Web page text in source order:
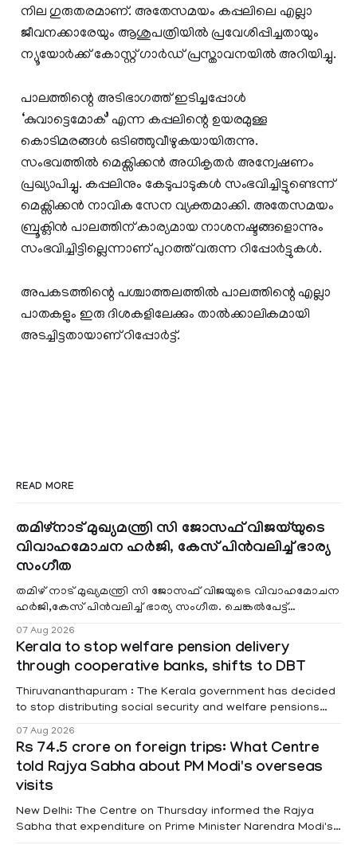
നില ഗുരുതരമാണ്. അതേസമയം കപ്പലിലെ എല്ലാ
ജീവനക്കാരേയും ആശുപത്രിയിൽ പ്രവേശിപ്പിച്ചതായും
ന്യൂയോർക്ക് കോസ്റ്റ് ഗാർഡ് പ്രസ്താവനയിൽ അറിയിച്ചു.
പാലത്തിന്റെ അടിഭാഗത്ത് ഇടിച്ചപ്പോൾ
‘കുവാട്ടെമോക്’ എന്ന കപ്പലിന്റെ ഉയരമുള്ള
കൊടിമരങ്ങൾ ഒടിഞ്ഞുവീഴുകയായിരുന്നു.
സംഭവത്തിൽ മെക്സിക്കൻ അധികൃതർ അന്വേഷണം
പ്രഖ്യാപിച്ചു. കപ്പലിനും കേടുപാടുകൾ സംഭവിച്ചിട്ടുണ്ടെന്ന്
മെക്സിക്കൻ നാവിക സേന വ്യക്തമാക്കി. അതേസമയം
ബ്രൂക്ലിൻ പാലത്തിന് കാര്യമായ നാശനഷ്ടങ്ങളൊന്നും
സംഭവിച്ചിട്ടില്ലെന്നാണ് പുറത്ത് വരുന്ന റിപ്പോ‍ർട്ടുകൾ.
അപകടത്തിന്റെ പശ്ചാത്തലത്തിൽ പാലത്തിന്റെ എല്ലാ
പാതകളും ഇരു ദിശകളിലേക്കും താൽക്കാലികമായി
അടച്ചിട്ടതായാണ് റിപ്പോർട്ട്.
READ MORE
തമിഴ്നാട് മുഖ്യമന്ത്രി സി ജോസഫ് വിജയ്‌യുടെ
വിവാഹമോചന ഹർജി, കേസ് പിൻവലിച്ച് ഭാര്യ
സംഗീത
തമിഴ് നാട് മുഖ്യമന്ത്രി സി ജോസഫ് വിജയുടെ വിവാഹമോചന
ഹർജി,കേസ് പിൻവലിച്ച് ഭാര്യ സംഗീത. ചെങ്കൽപേട്ട്
07 Aug 2026
Kerala to stop welfare pension delivery
through cooperative banks, shifts to DBT
Thiruvananthapuram : The Kerala government has decided
to stop distributing social security and welfare pensions
Transfer (DBT) to Aadhaar-linked bank accounts
mandatory for all beneficiaries except bedridden patients.
According to a recent order issued by Additional Chief
Secretary (LSGD) K R Jyothilal, the
07 Aug 2026
Rs 74.5 crore on foreign trips: What Centre
told Rajya Sabha about PM Modi's overseas
visits
New Delhi: The Centre on Thursday informed the Rajya
Sabha that expenditure on Prime Minister Narendra Modi's